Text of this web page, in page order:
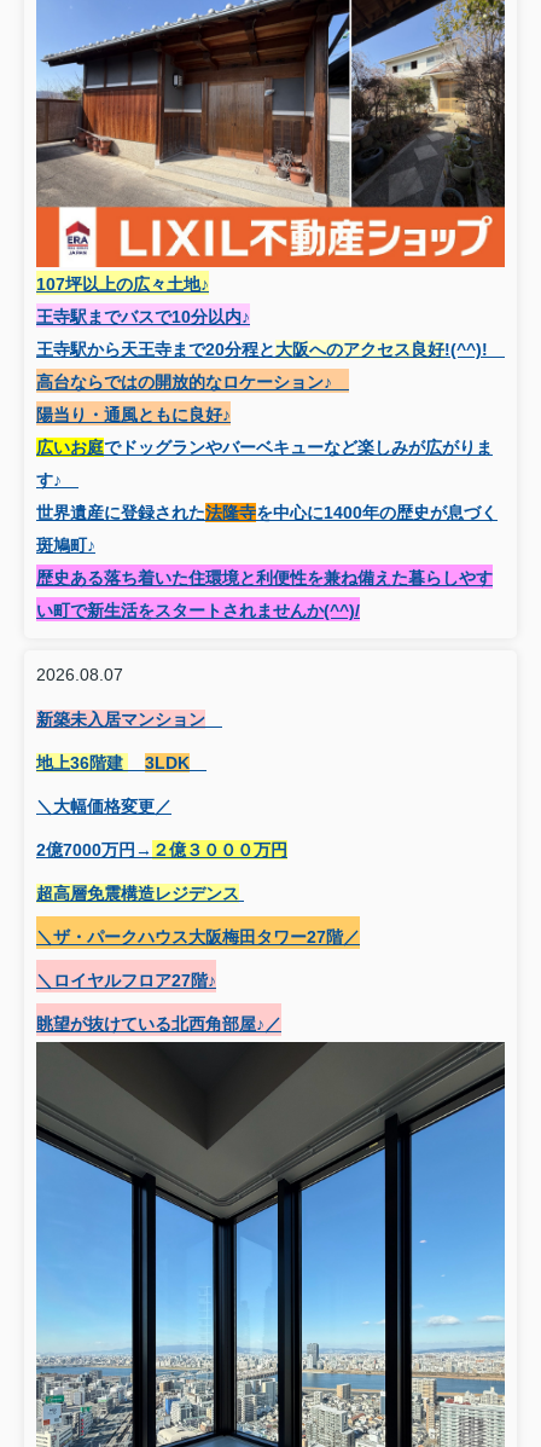
107坪以上の広々土地♪
王寺駅までバスで10分以内♪
王寺駅から天王寺まで20分程と大阪へのアクセス良好!(^^)!
高台ならではの開放的なロケーション♪
陽当り・通風ともに良好♪
広いお庭でドッグランやバーベキューなど楽しみが広がりま
す♪
世界遺産に登録された法隆寺を中心に1400年の歴史が息づく
斑鳩町♪
歴史ある落ち着いた住環境と利便性を兼ね備えた暮らしやす
い町で新生活をスタートされませんか(^^)/
2026.08.07
新築未入居マンション
地上36階建 3LDK
＼大幅価格変更／
2億7000万円→ ２億３０００万円
超高層免震構造レジデンス
＼ザ・パークハウス大阪梅田タワー27階／
＼ロイヤルフロア27階♪
眺望が抜けている北西角部屋♪／